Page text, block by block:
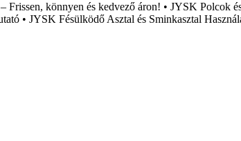
Frissen, könnyen és kedvező áron! • JYSK Polcok
• JYSK Fésülködő Asztal és Sminkasztal